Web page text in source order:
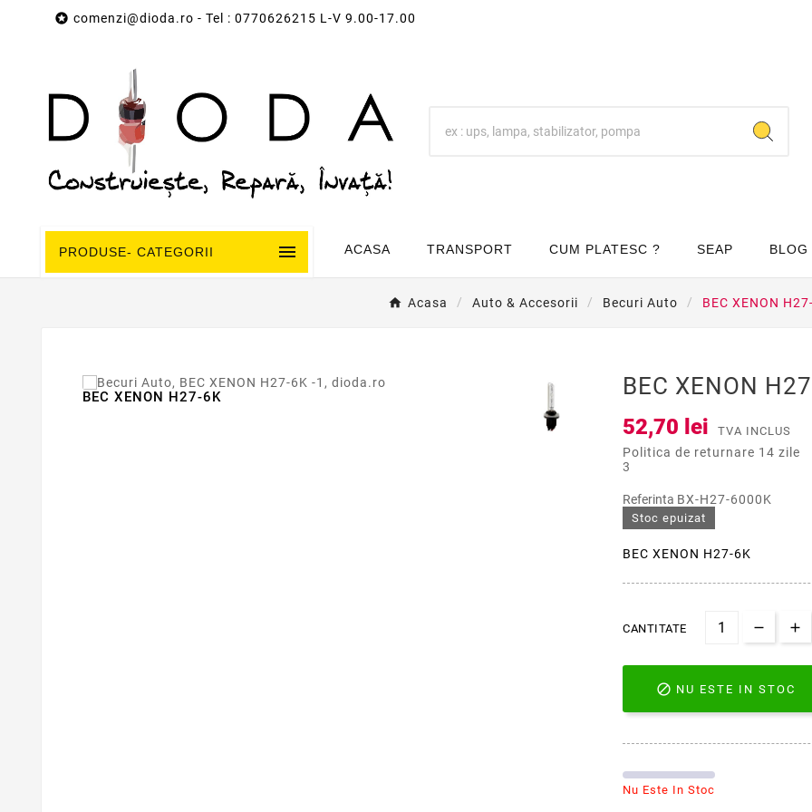
 comenzi@dioda.ro - Tel : 0770626215 L-V 9.00-17.00
PRODUSE- CATEGORII  ACASA TRANSPORT CUM PLATESC ? SEAP BLOG
Acasa Auto & Accesorii Becuri Auto BEC XENON
BEC XENON H27-6K BEC XENON
52,70 lei TVA INCLUS
Politica de returnare 14 zile
3
Referinta BX-H27-6000K
Stoc epuizat
BEC XENON H27-6K
CANTITATE
 NU ESTE IN STOC
Nu Este In Stoc